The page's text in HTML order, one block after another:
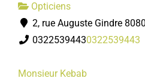
Opticiens
2, rue Auguste Gindre
03225394430322539443
Monsieur Kebab